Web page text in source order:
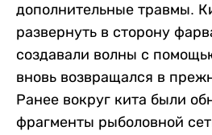
дополнительные травмы.
развернуть в сторону
создавали волны с
вновь возвращался в
Ранее вокруг кита были
фрагменты рыболовной